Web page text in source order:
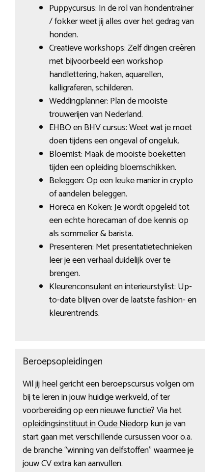
Puppycursus: In de rol van hondentrainer
/ fokker weet jij alles over het gedrag van
honden.
Creatieve workshops: Zelf dingen creëren
met bijvoorbeeld een workshop
handlettering, haken, aquarellen,
kalligraferen, schilderen.
Weddingplanner: Plan de mooiste
trouwerijen van Nederland.
EHBO en BHV cursus: Weet wat je moet
doen tijdens een ongeval of ongeluk.
Bloemist: Maak de mooiste boeketten
tijden een opleiding bloemschikken.
Beleggen: Op een leuke manier in crypto
of aandelen beleggen.
Horeca en Koken: Je wordt opgeleid tot
een echte horecaman of doe kennis op
als sommelier & barista.
Presenteren: Met presentatietechnieken
leer je een verhaal duidelijk over te
brengen.
Kleurenconsulent en interieurstylist: Up-
to-date blijven over de laatste fashion- en
kleurentrends.
Beroepsopleidingen
Wil jij heel gericht een beroepscursus volgen om
bij te leren in jouw huidige werkveld, of ter
voorbereiding op een nieuwe functie? Via het
opleidingsinstituut in Oude Niedorpkun je van
start gaan met verschillende cursussen voor o.a.
de branche “winning van delfstoffen” waarmee je
jouw CV extra kan aanvullen.